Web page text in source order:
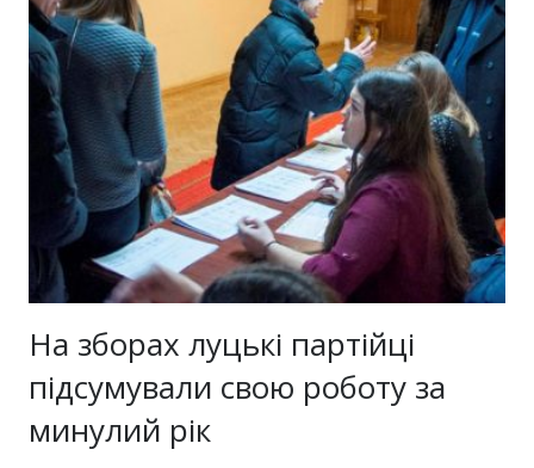
На зборах луцькі партійці
підсумували свою роботу за
минулий рік